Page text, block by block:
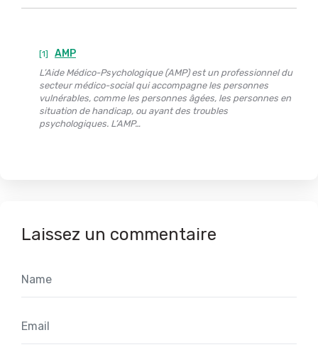
[1] AMP
L’Aide Médico-Psychologique (AMP) est un professionnel du
secteur médico-social qui accompagne les personnes
vulnérables, comme les personnes âgées, les personnes en
situation de handicap, ou ayant des troubles
psychologiques. L’AMP…
Laissez un commentaire